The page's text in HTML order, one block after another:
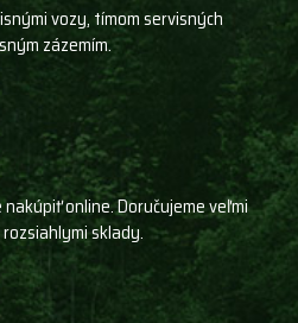
vozy, tímom servisných
zázemím.
online. Doručujeme veľmi
sklady.